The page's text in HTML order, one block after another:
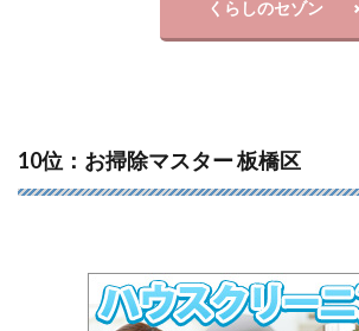
くらしのセゾン
10位：お掃除マスター 板橋区